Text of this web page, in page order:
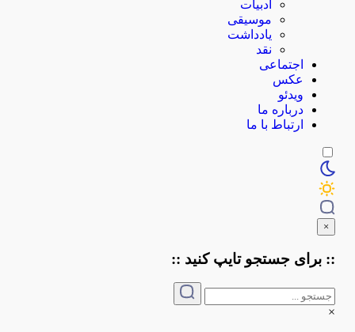
ادبیات
موسیقی
یادداشت
نقد
اجتماعی
عکس
ویدئو
درباره ما
ارتباط با ما
×
:: برای جستجو تایپکنید ::
×